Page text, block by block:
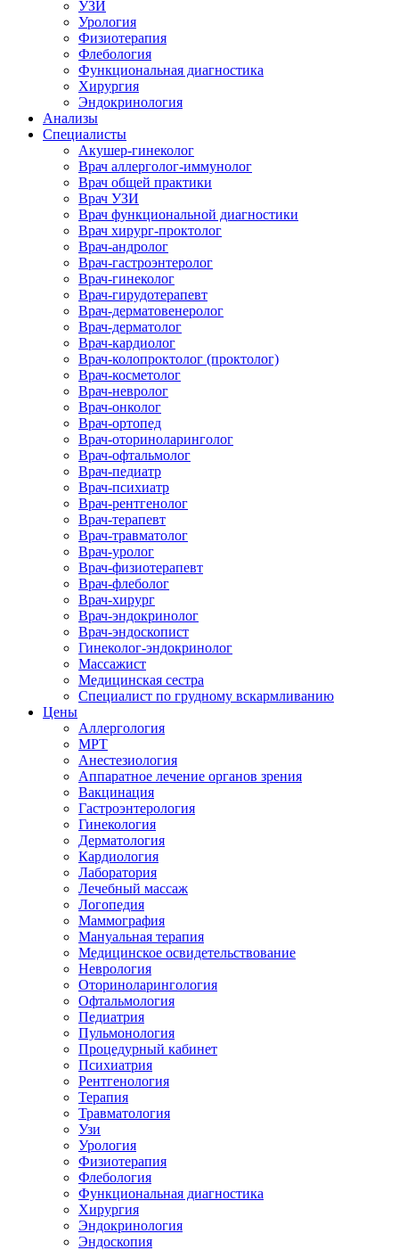
УЗИ
Урология
Физиотерапия
Флебология
Функциональная диагностика
Хирургия
Эндокринология
Анализы
Специалисты
Акушер-гинеколог
Врач аллерголог-иммунолог
Врач общей практики
Врач УЗИ
Врач функциональной диагностики
Врач хирург-проктолог
Врач-андролог
Врач-гастроэнтеролог
Врач-гинеколог
Врач-гирудотерапевт
Врач-дерматовенеролог
Врач-дерматолог
Врач-кардиолог
Врач-колопроктолог (проктолог)
Врач-косметолог
Врач-невролог
Врач-онколог
Врач-ортопед
Врач-оториноларинголог
Врач-офтальмолог
Врач-педиатр
Врач-психиатр
Врач-рентгенолог
Врач-терапевт
Врач-травматолог
Врач-уролог
Врач-физиотерапевт
Врач-флеболог
Врач-хирург
Врач-эндокринолог
Врач-эндоскопист
Гинеколог-эндокринолог
Массажист
Медицинская сестра
Специалист по грудному вскармливанию
Цены
Аллергология
МРТ
Анестезиология
Аппаратное лечение органов зрения
Вакцинация
Гастроэнтерология
Гинекология
Дерматология
Кардиология
Лаборатория
Лечебный массаж
Логопедия
Маммография
Мануальная терапия
Медицинское освидетельствование
Неврология
Оториноларингология
Офтальмология
Педиатрия
Пульмонология
Процедурный кабинет
Психиатрия
Рентгенология
Терапия
Травматология
Узи
Урология
Физиотерапия
Флебология
Функциональная диагностика
Хирургия
Эндокринология
Эндоскопия